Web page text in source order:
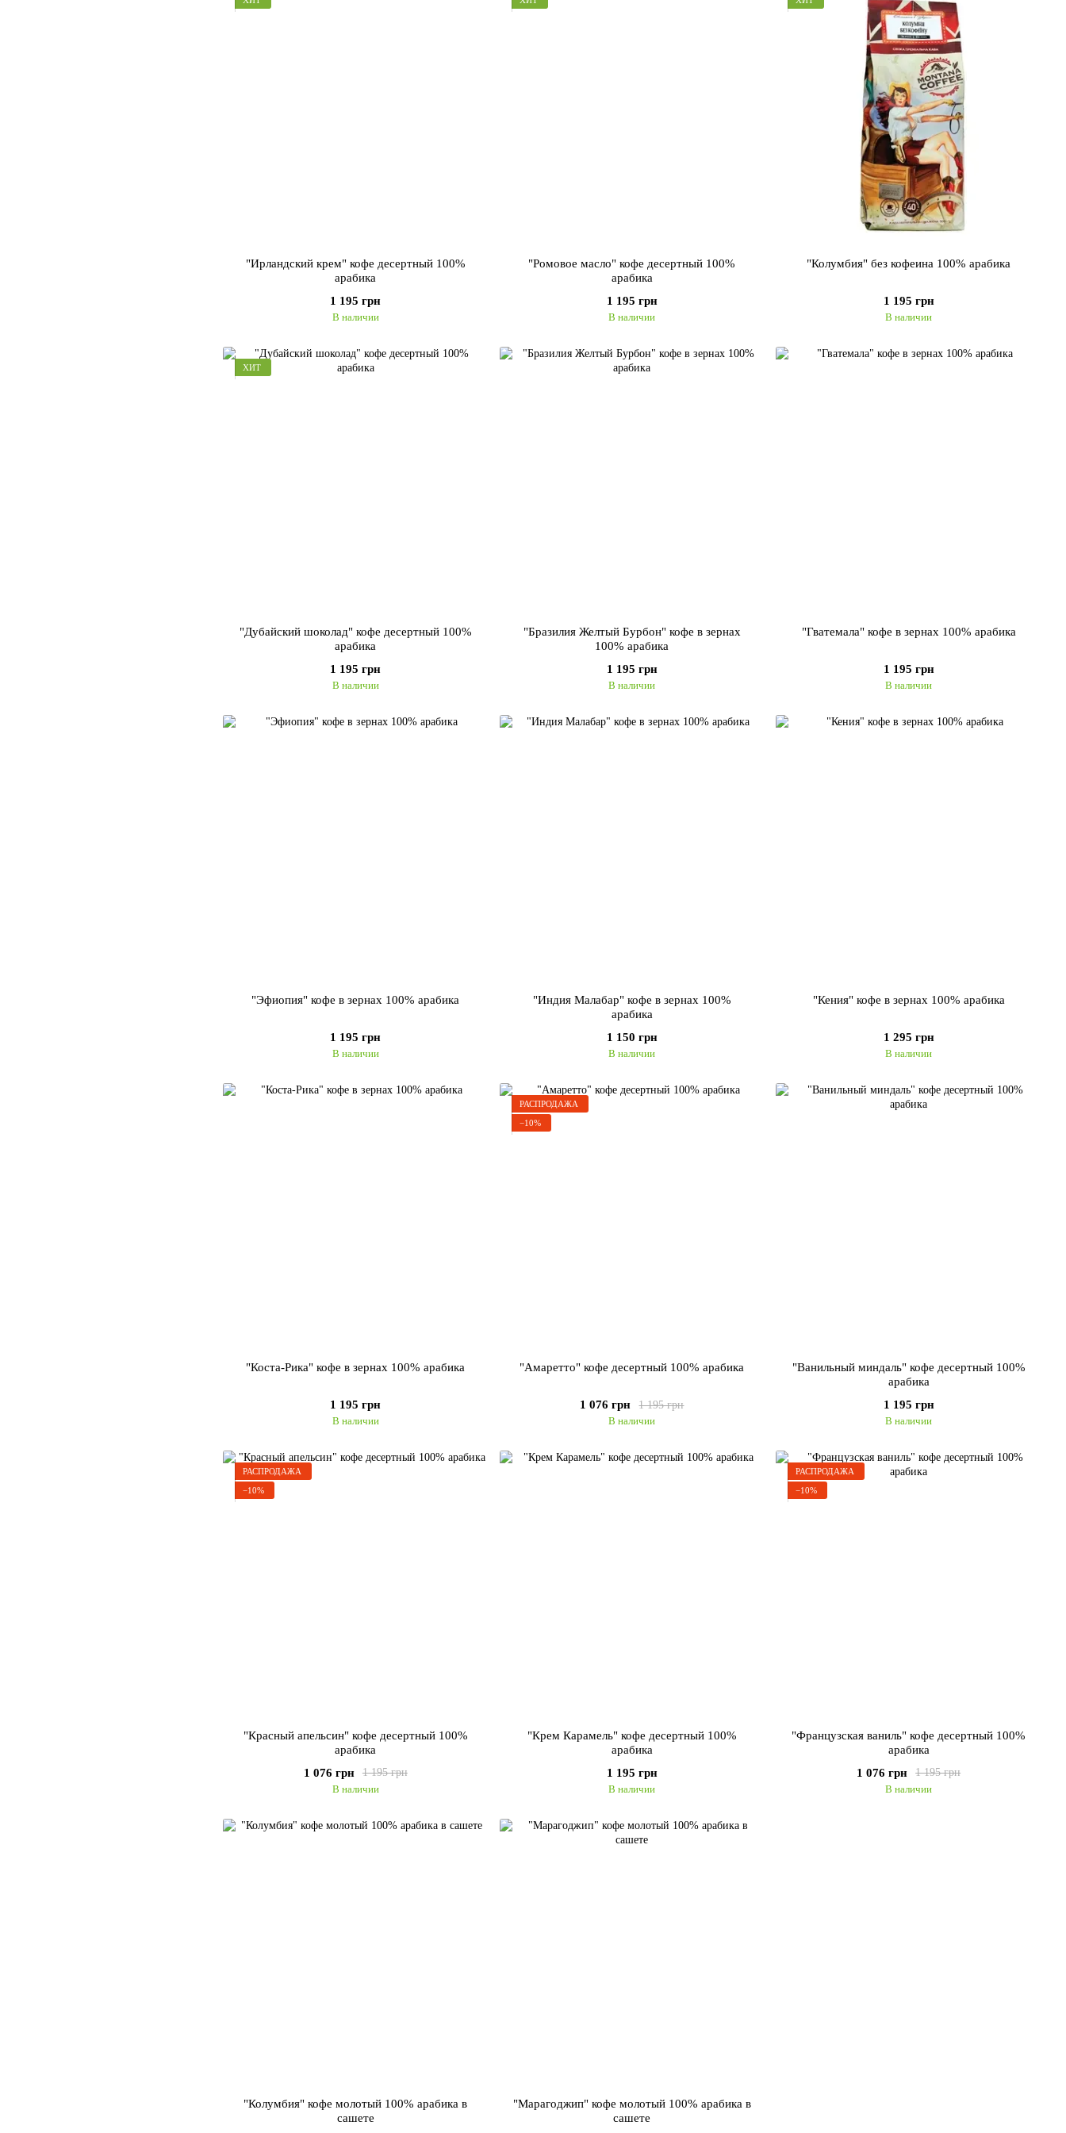
"Ирландский крем" кофе десертный 100%
арабика
1 195 грн
В наличии
"Ромовое масло" кофе десертный 100%
арабика
1 195 грн
В наличии
"Колумбия" без кофеина 100% арабика
1 195 грн
В наличии
ХИТ
"Дубайский шоколад" кофе десертный 100%
арабика
1 195 грн
В наличии
"Бразилия Желтый Бурбон" кофе в зернах
100% арабика
1 195 грн
В наличии
"Гватемала" кофе в зернах 100% арабика
1 195 грн
В наличии
"Эфиопия" кофе в зернах 100% арабика
1 195 грн
В наличии
"Индия Малабар" кофе в зернах 100%
арабика
1 150 грн
В наличии
"Кения" кофе в зернах 100% арабика
1 295 грн
В наличии
"Коста-Рика" кофе в зернах 100% арабика
1 195 грн
В наличии
РАСПРОДАЖА
−10%
"Амаретто" кофе десертный 100% арабика
1 195 грн
1 076 грн
В наличии
"Ванильный миндаль" кофе десертный 100%
арабика
1 195 грн
В наличии
РАСПРОДАЖА
−10%
"Красный апельсин" кофе десертный 100%
арабика
1 195 грн
1 076 грн
В наличии
"Крем Карамель" кофе десертный 100%
арабика
1 195 грн
В наличии
РАСПРОДАЖА
−10%
"Французская ваниль" кофе десертный 100%
арабика
1 195 грн
1 076 грн
В наличии
"Колумбия" кофе молотый 100% арабика в
сашете
"Марагоджип" кофе молотый 100% арабика в
сашете